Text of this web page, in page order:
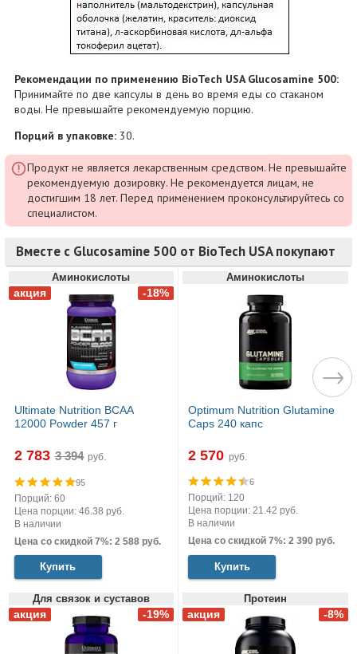
Рекомендации по применению BioTech USA Glucosamine 500:
Принимайте по две капсулы в день во время еды со стаканом
воды. Не превышайте рекомендуемую порцию.
Порций в упаковке: 30.
Продукт не является лекарственным средством. Не превышайте
рекомендуемую дозировку. Не рекомендуется лицам, не
достигшим 18 лет. Перед применением проконсультируйтесь со
специалистом.
Вместе с Glucosamine 500 от BioTech USA покупают
Аминокислоты
Ultimate Nutrition BCAA
12000 Powder 457 г
2 783 руб.
95
Порций: 60
Цена порции: 46.38 руб.
В наличии
Цена со скидкой 7%: 2 588 руб.
Купить
Аминокислоты
Optimum Nutrition Glutamine
Caps 240 капс
2 570 руб.
6
Порций: 120
Цена порции: 21.42 руб.
В наличии
Цена со скидкой 7%: 2 390 руб.
Купить
Для связок и суставов Протеин